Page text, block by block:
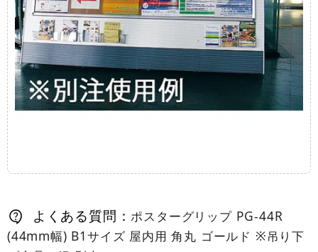
よくある質問：ポスターグリップ PG-44R
(44mm幅) B1サイズ 屋内用 角丸 ゴールド ※吊り下